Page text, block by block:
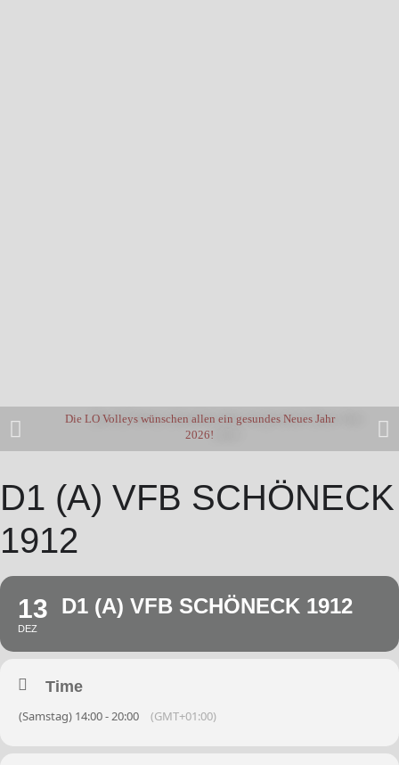
Die LO Volleys wünschen allen ein gesundes Neues Jahr
2026!
D1 (A) VFB SCHÖNECK
1912
13
DEZ
D1 (A) VFB SCHÖNECK 1912
Time
(Samstag) 14:00 - 20:00 (GMT+01:00)